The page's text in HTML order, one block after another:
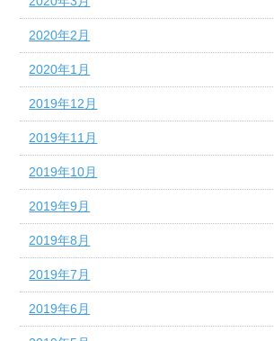
2020年2月
2020年1月
2019年12月
2019年11月
2019年10月
2019年9月
2019年8月
2019年7月
2019年6月